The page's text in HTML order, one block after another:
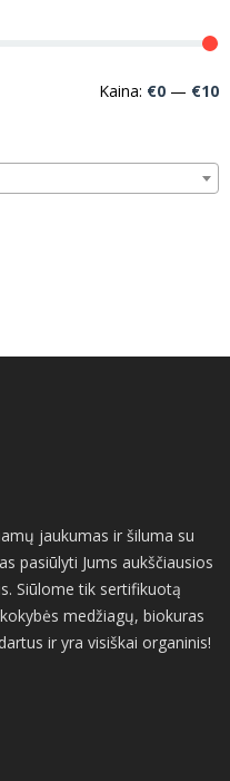
Kaina: €0 — €10
jaukumas ir šiluma su
pasiūlyti Jums aukščiausios
Siūlome tik sertifikuotą
medžiagų, biokuras
ir yra visiškai organinis!